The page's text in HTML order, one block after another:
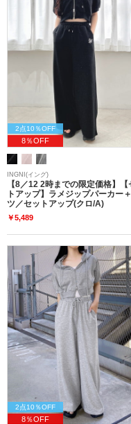
2点10％OFF
8％OFF
INGNI(イング)
【8／12 2時までの限定価格】【
トアップ】ラメジップパーカー
ツ／セットアップ(クロ/A)
￥5,489
2点10％OFF
8％OFF